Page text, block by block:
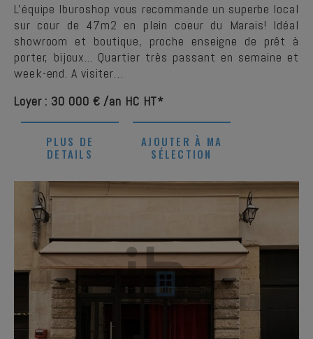
L'équipe Iburoshop vous recommande un superbe local
sur cour de 47m2 en plein coeur du Marais! Idéal
showroom et boutique, proche enseigne de prêt à
porter, bijoux... Quartier très passant en semaine et
week-end. A visiter…
Loyer : 30 000 € /an HC HT*
PLUS DE
DETAILS
AJOUTER À MA
SÉLECTION